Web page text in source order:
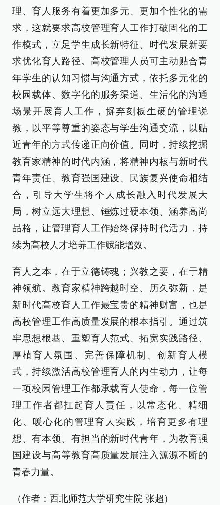
理、育人服务有着更加多元、更加个性化的需
求，这就要求高校管理育人工作打破固化的工
作模式，立足学生成长新特征、时代发展新要
求优化育人路径。高校管理人员可主动贴合青
年学生的认知习惯与沟通方式，依托多元化的
校园载体、数字化的服务渠道、生活化的沟通
场景开展育人工作，摒弃刻板生硬的管理说
教，以平等尊重的姿态与学生沟通交流，以贴
近青年的方式传递正向价值。同时，持续挖掘
教育家精神的时代内涵，将精神内核与新时代
青年责任、教育强国建设、民族复兴使命相结
合，引导大学生将个人成长融入时代发展大
局，树立远大理想、锤炼过硬本领、涵养高尚
品格，让管理育人工作始终保持时代活力，持
续为高校人才培养工作赋能增效。
育人之本，在于立德铸魂；兴教之要，在于精
神领航。教育家精神跨越时空、历久弥新，是
新时代高校育人工作最宝贵的精神财富，也是
高校管理工作高质量发展的根本指引。通过筑
牢思想根基、重塑育人范式、拓宽实践路径、
厚植育人氛围、完善保障机制、创新育人模
式，持续激活高校管理育人的内生动力，让每
一项校园管理工作都承载育人使命，每一位管
理工作者都扛起育人责任，以常态化、精细
化、暖心化的管理育人实践，培育更多有理
想、有本领、有担当的新时代青年，为教育强
国建设与高等教育高质量发展注入源源不断的
青春力量。
（作者：西北师范大学研究生院 张超）